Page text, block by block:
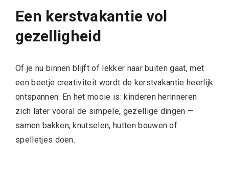
Een kerstvakantie vol
gezelligheid
Of je nu binnen blijft of lekker naar buiten gaat, met
een beetje creativiteit wordt de kerstvakantie heerlijk
ontspannen. En het mooie is: kinderen herinneren
zich later vooral de simpele, gezellige dingen —
samen bakken, knutselen, hutten bouwen of
spelletjes doen.